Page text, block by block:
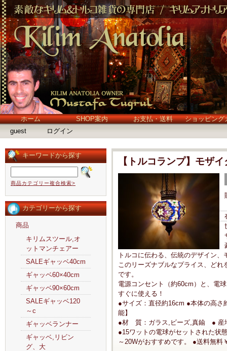
ホーム SHOP案内 お支払・送料
ショッピング
guest
ログイン
キーワードから探す
商品カテゴリー複合検索>
カテゴリーから探す
商品
キリムスツール,オ
ットマンチェアー
SALEギャッベ40cm
ギャッベ60×40cm
ギャッベ90×60cm
SALEギャッベ120
～c
ギャッベランナー
ギャッベ,リビン
グ、大
【トルコランプ】モザ
トルコに伝わる、伝統のデザイン
このリーズナブルなプライス、ど
です。
電源コンセント（約60cm）と、電
すぐに使える！
●サイズ：直径約16cm ●本体の高さ
能】
●材 質：ガラス,ビーズ,真鍮 ● 産
●15ワットの電球がセットされた状
～20Wがおすすめです。 ●送料無料